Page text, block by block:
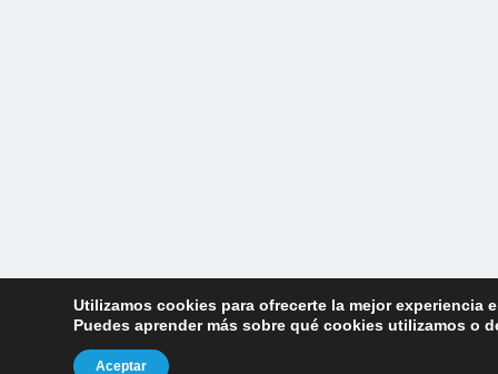
Utilizamos cookies para ofrecerte la mejor experiencia
Puedes aprender más sobre qué cookies utilizamos o
Aceptar